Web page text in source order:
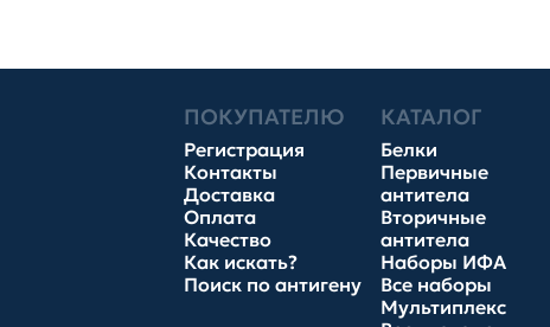
ПОКУПАТЕЛЮ
Регистрация
Контакты
Доставка
Оплата
Качество
Как искать?
Поиск по антигену
КАТАЛОГ
Белки
Первичные
антитела
Вторичные
антитела
Наборы ИФА
Все наборы
Мультиплекс